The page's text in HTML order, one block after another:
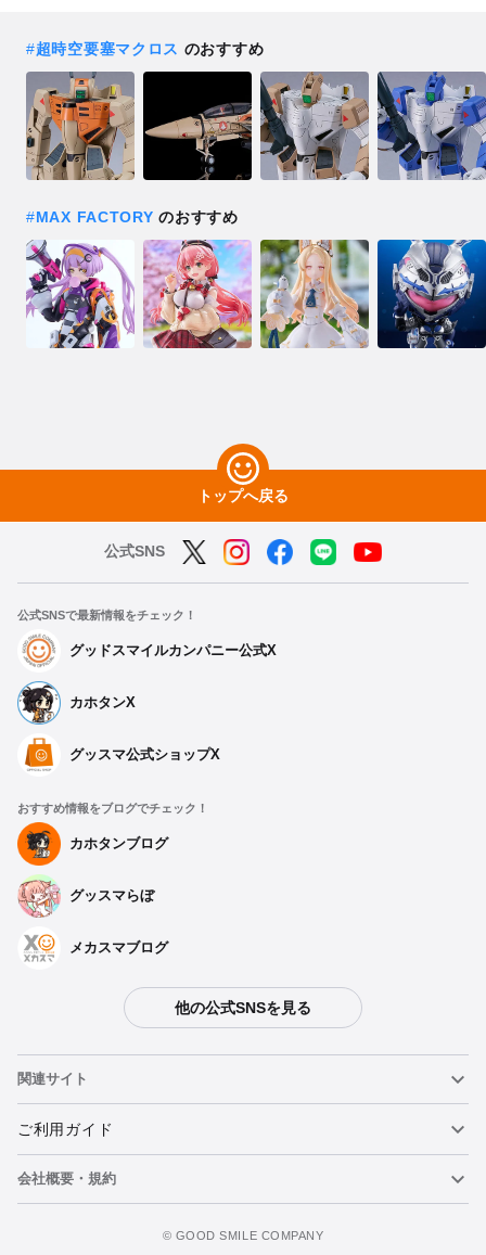
#超時空要塞マクロス のおすすめ
#MAX FACTORY のおすすめ
トップへ戻る
公式SNS
公式SNSで最新情報をチェック！
グッドスマイルカンパニー公式X
カホタンX
グッスマ公式ショップX
おすすめ情報をブログでチェック！
カホタンブログ
グッスマらぼ
メカスマブログ
他の公式SNSを見る
関連サイト
ねんどろいど
ねんどろいどフェイスメーカー
ご利用ガイド
重要なお知らせ
会社概要・規約
©️ GOOD SMILE COMPANY